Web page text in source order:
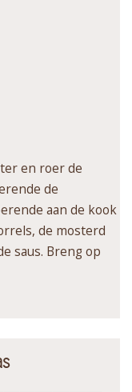
en roer de
de
aan de kook
de mosterd
saus. Breng op